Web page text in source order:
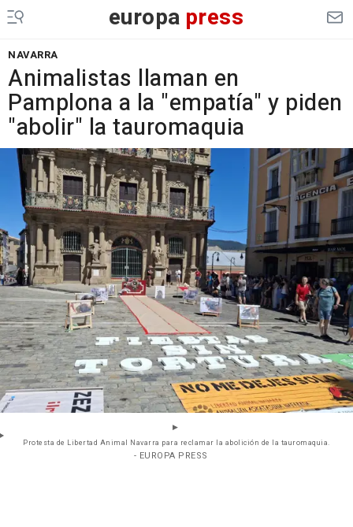
europa press
NAVARRA
Animalistas llaman en
Pamplona a la "empatía" y piden
"abolir" la tauromaquia
Protesta de Libertad Animal Navarra para reclamar la abolición de la tauromaquia.
- EUROPA PRESS